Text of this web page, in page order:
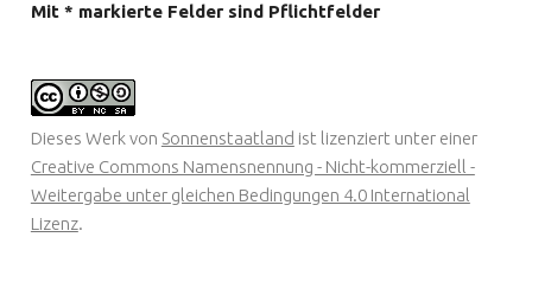
Mit * markierte Felder sind Pflichtfelder
Dieses Werk von Sonnenstaatland ist lizenziert unter einer
Creative Commons Namensnennung - Nicht-kommerziell -
Weitergabe unter gleichen Bedingungen 4.0 International
Lizenz.